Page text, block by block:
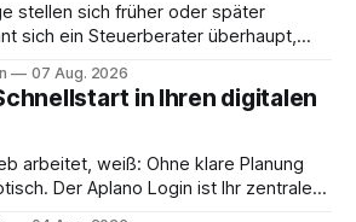
stellen sich früher oder später
sich ein Steuerberater überhaupt,
Antwort: Bei einfachen
reicht häufig eine Steuersoftware
Einkunftsarten
größere finanzielle Veränderungen
professionelle Unterstützung meist
07 Aug. 2026
in Ihren digitalen
arbeitet, weiß: Ohne klare Planung
Der Aplano Login ist Ihr zentraler